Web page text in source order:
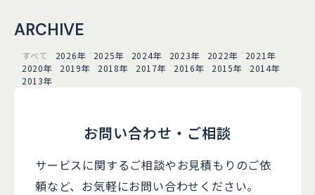
ARCHIVE
すべて 2026年 2025年 2024年 2023年 2022年
2021年
2020年
2019年 2018年 2017年 2016年 2015年
2014年
2013年
お問い合わせ・ご相談
サービスに関するご相談やお見積もりのご依
頼など、 お気軽にお問い合わせください。